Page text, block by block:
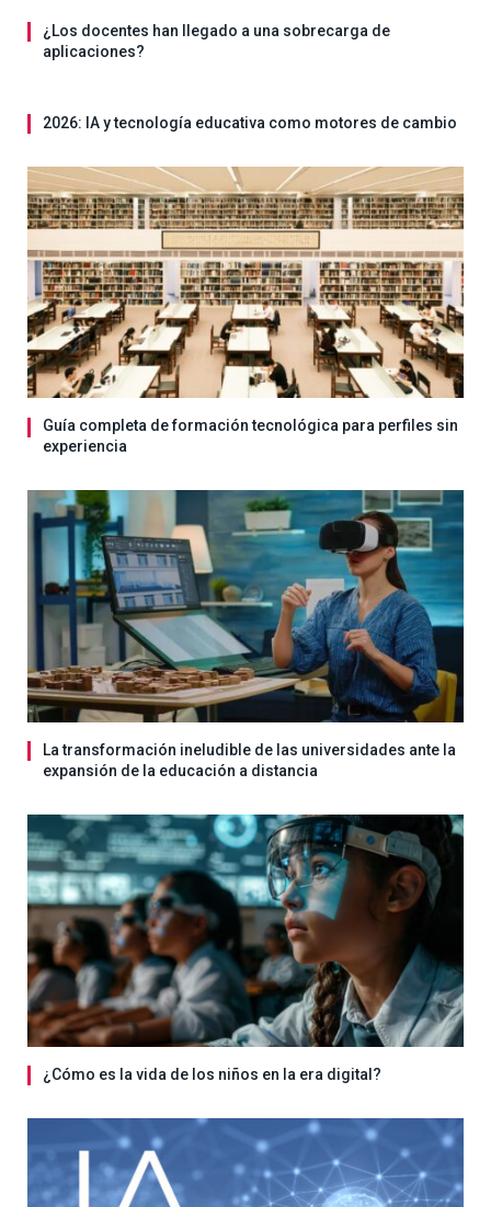
¿Los docentes han llegado a una sobrecarga de
aplicaciones?
2026: IA y tecnología educativa como motores de cambio
Guía completa de formación tecnológica para perfiles sin
experiencia
La transformación ineludible de las universidades ante la
expansión de la educación a distancia
¿Cómo es la vida de los niños en la era digital?